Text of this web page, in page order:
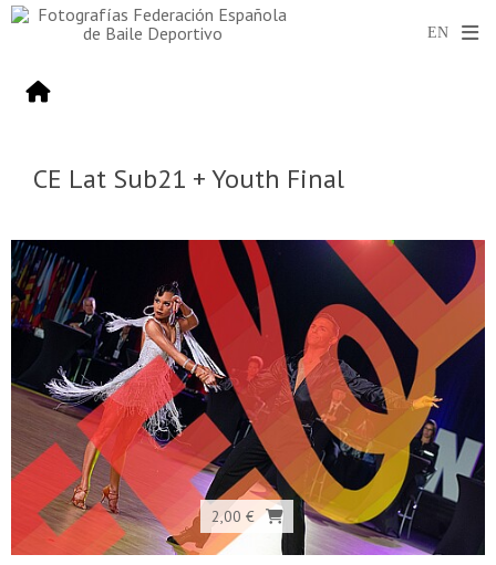
CE Lat Sub21 + Youth Final
2,00 €